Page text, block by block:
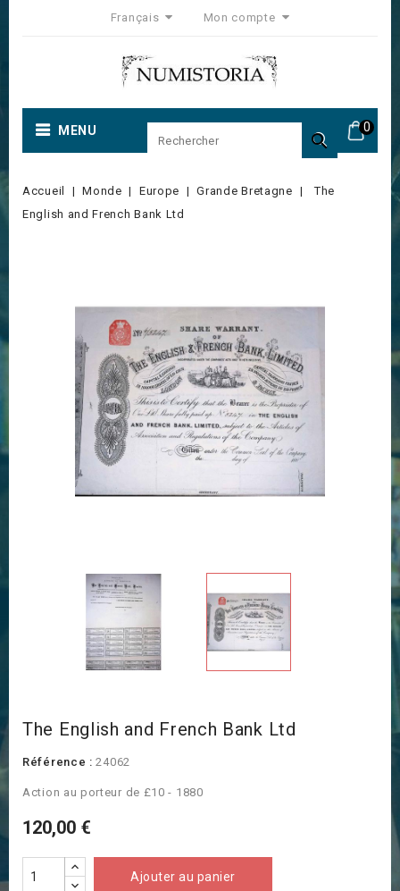
Français Mon compte
0
MENU 
Accueil Monde Europe Grande Bretagne
The
English and French Bank Ltd
The English and French Bank Ltd
Référence : 24062
Action au porteur de £10 - 1880
120,00 €
Ajouter au panier